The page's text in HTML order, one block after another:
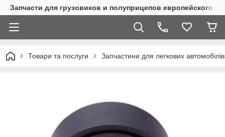
Запчасти для грузовиков и полуприцепов европейского
Товари та послуги Запчастини для легкових автомобілів